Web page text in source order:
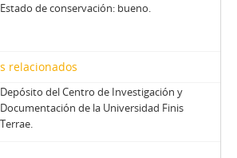
Estado de conservación: bueno.
relacionados
Depósito del Centro de Investigación y
Documentación de la Universidad Finis
Terrae.